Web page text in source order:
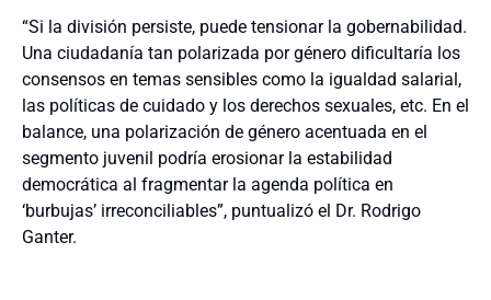
“Si la división persiste, puede tensionar la gobernabilidad.
Una ciudadanía tan polarizada por género dificultaría los
consensos en temas sensibles como la igualdad salarial,
las políticas de cuidado y los derechos sexuales, etc. En el
balance, una polarización de género acentuada en el
segmento juvenil podría erosionar la estabilidad
democrática al fragmentar la agenda política en
‘burbujas’ irreconciliables”, puntualizó el Dr. Rodrigo
Ganter.